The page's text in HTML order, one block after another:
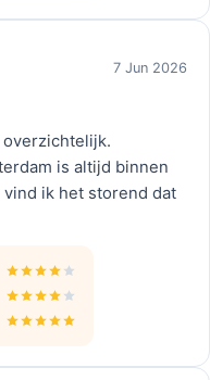
7 Jun 2026
is altijd binnen
vind ik het storend dat